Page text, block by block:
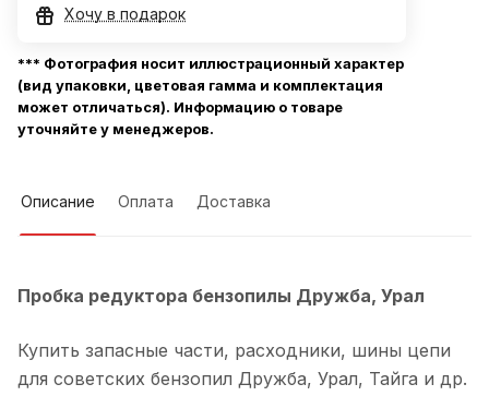
Хочу в подарок
*** Фотография носит иллюстрационный характер
(вид упаковки, цветовая гамма и комплектация
может отличаться). Информацию о товаре
уточняйте у менеджеров.
Описание Оплата Доставка
Пробка редуктора бензопилы Дружба, Урал
Купить запасные части, расходники, шины цепи
для советских бензопил Дружба, Урал, Тайга и др.